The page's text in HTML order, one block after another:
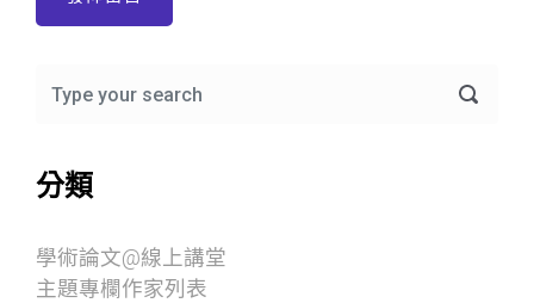
分類
學術論文@線上講堂
主題專欄作家列表